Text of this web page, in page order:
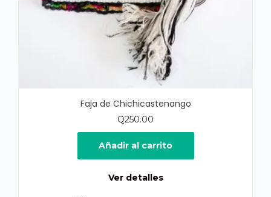
Faja de Chichicastenango
Q250.00
Añadir al carrito
Ver detalles